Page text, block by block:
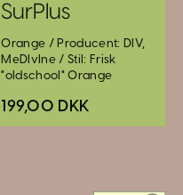
SurPlus
Orange / Producent: DIV,
MeDIvIne / Stil: Frisk
"oldschool" Orange
199,00 DKK